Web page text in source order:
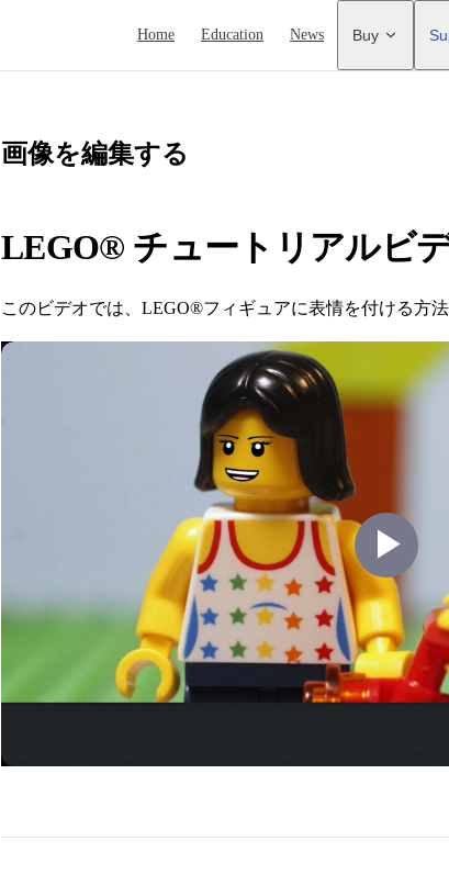
Home Education News Buy
画像を編集する
LEGO® チュートリアルビ
このビデオでは、LEGO®フィギュアに表情を付ける方法